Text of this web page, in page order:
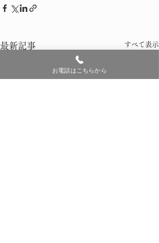
最新記事 すべて表示
お電話はこちらから